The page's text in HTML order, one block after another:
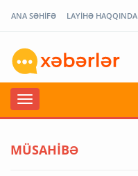
ANA SƏHİFƏ LAYİHƏ HAQQINDA
MÜSAHİBƏ